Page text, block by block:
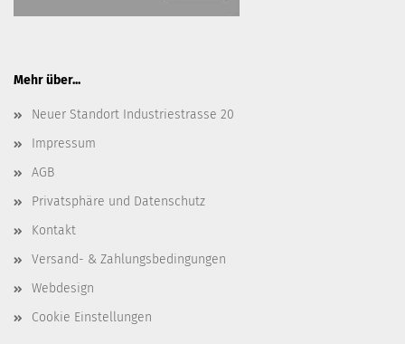
Mehr über...
Neuer Standort Industriestrasse 20
Impressum
AGB
Privatsphäre und Datenschutz
Kontakt
Versand- & Zahlungsbedingungen
Webdesign
Cookie Einstellungen